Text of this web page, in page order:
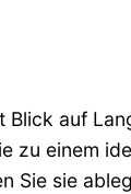
Blick auf
zu einem
Sie sie